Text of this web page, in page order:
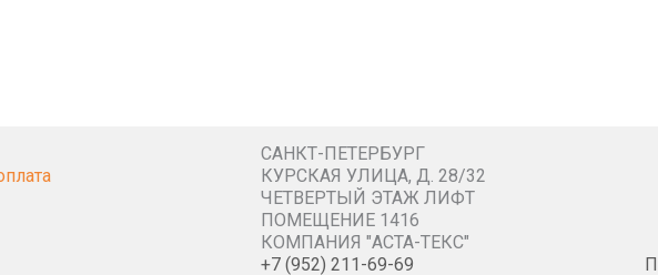
САНКТ-ПЕТЕРБУРГ
КУРСКАЯ УЛИЦА, Д. 28/32
ЧЕТВЕРТЫЙ ЭТАЖ ЛИФТ
ПОМЕЩЕНИЕ 1416
КОМПАНИЯ "АСТА-ТЕКС"
+7 (952) 211-69-69